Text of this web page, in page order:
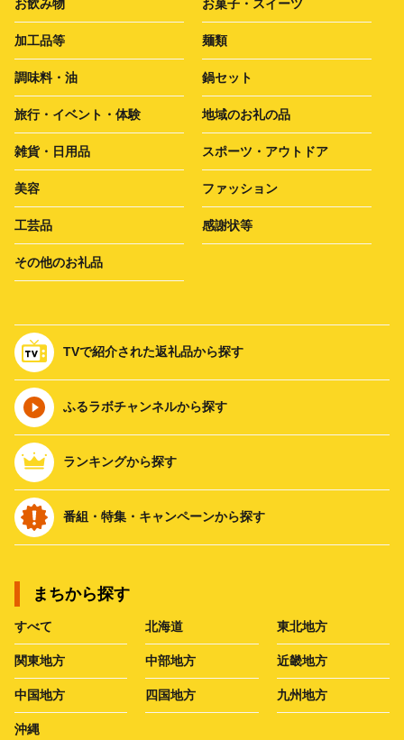
お飲み物 お菓子・スイーツ
加工品等 麺類
調味料・油 鍋セット
旅行・イベント・体験 地域のお礼の品
雑貨・日用品 スポーツ・アウトドア
美容 ファッション
工芸品 感謝状等
その他のお礼品
TVで紹介された返礼品から探す
ふるラボチャンネルから探す
ランキングから探す
番組・特集・キャンペーンから探す
まちから探す
すべて 北海道 東北地方
関東地方 中部地方 近畿地方
中国地方 四国地方 九州地方
沖縄